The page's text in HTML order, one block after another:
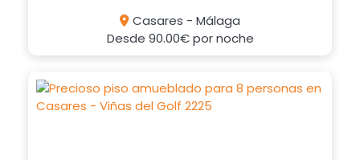
Casares - Málaga
Desde 90.00€por noche